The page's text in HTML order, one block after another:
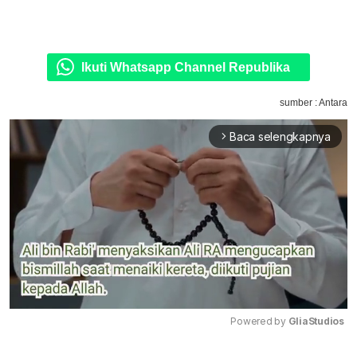
Ikuti Whatsapp Channel Republika
sumber : Antara
arrow_forward_ios Baca selengkapnya
Powered by GliaStudios